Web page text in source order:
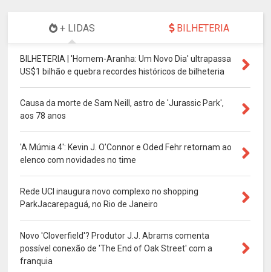
+ LIDAS BILHETERIA
BILHETERIA | 'Homem-Aranha: Um Novo Dia' ultrapassa
US$1 bilhão e quebra recordes históricos de bilheteria
Causa da morte de Sam Neill, astro de 'Jurassic Park',
aos 78 anos
'A Múmia 4': Kevin J. O’Connor e Oded Fehr retornam ao
elenco com novidades no time
Rede UCI inaugura novo complexo no shopping
ParkJacarepaguá, no Rio de Janeiro
Novo 'Cloverfield'? Produtor J.J. Abrams comenta
possível conexão de 'The End of Oak Street' com a
franquia